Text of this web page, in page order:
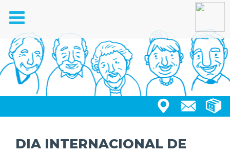
Toggle
navigation
DIA INTERNACIONAL DE